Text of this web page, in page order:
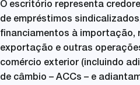
O escritório representa
de empréstimos
financiamentos à importação,
exportação e outras
comércio exterior (incluindo
de câmbio – ACCs – e